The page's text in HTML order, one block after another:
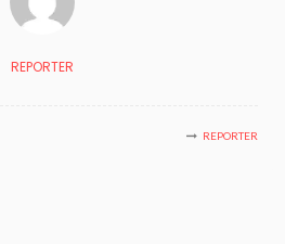
REPORTER
REPORTER